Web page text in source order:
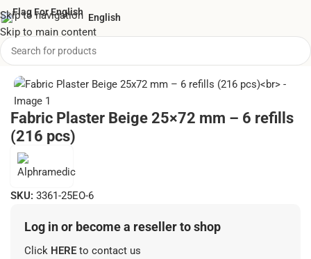
Skip to navigation
Skip to main content
English
Bandages & Wound Care
Fabric Plaster Beige 25×72 mm – 6 refills
(216 pcs)
SKU: 3361-25EO-6
Log in or become a reseller to shop
Click HERE to contact us